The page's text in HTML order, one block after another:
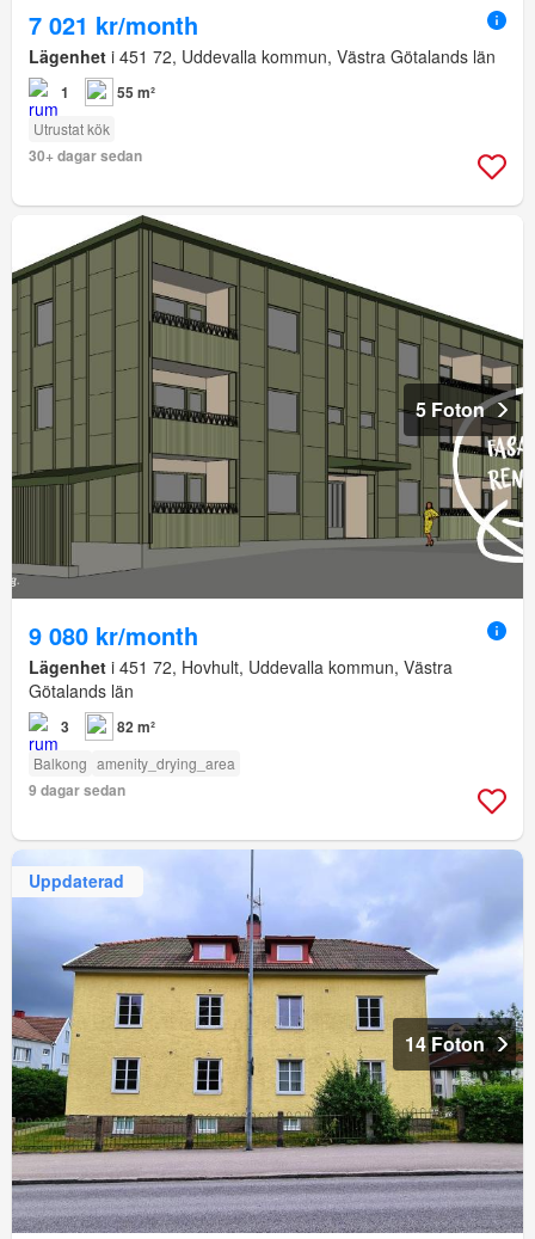
7 021 kr/month
Lägenhet i 451 72, Uddevalla kommun, Västra Götalands län
1 55 m²
Utrustat kök
30+ dagar sedan
5 Foton
9 080 kr/month
Lägenhet i 451 72, Hovhult, Uddevalla kommun, Västra
Götalands län
3 82 m²
Balkong amenity_drying_area
9 dagar sedan
Uppdaterad
14 Foton